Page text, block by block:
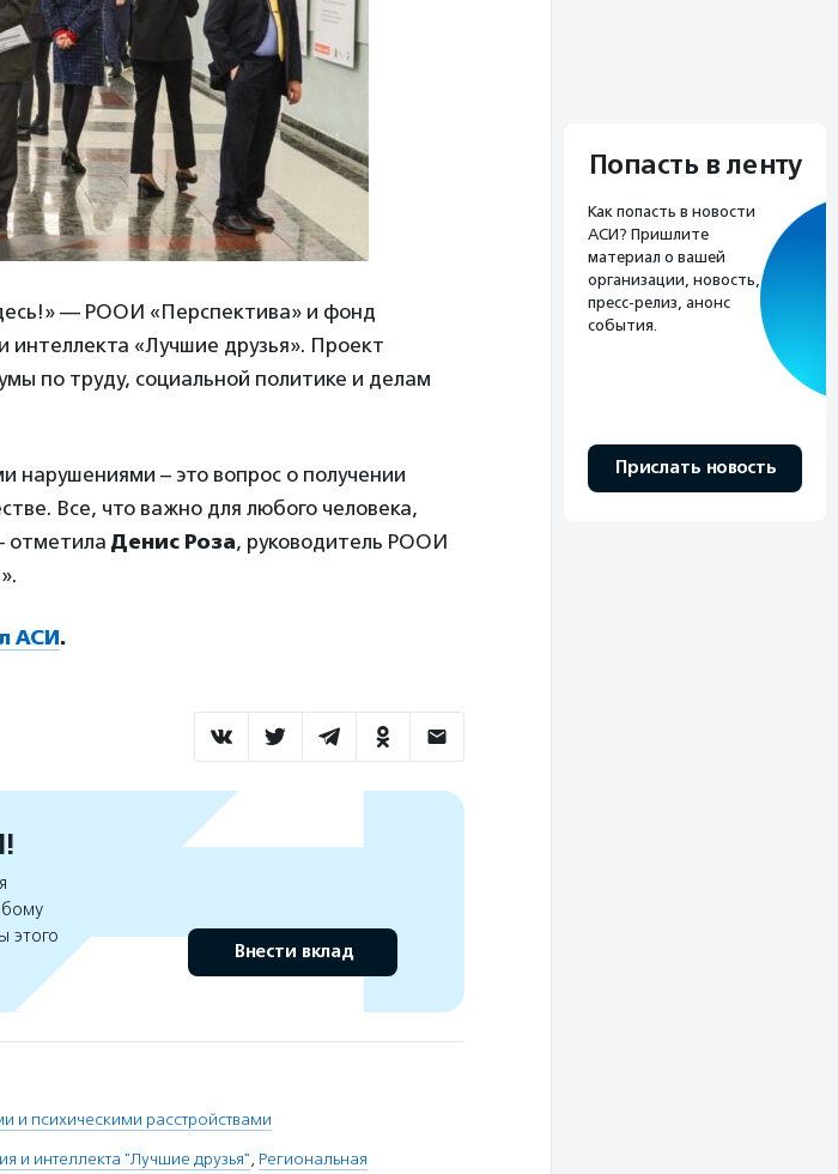
— РООИ «Перспектива» и фонд
«Лучшие друзья». Проект
по труду, социальной политике и делам
нарушениями – это вопрос о получении
Все, что важно для любого человека,
отметила Денис Роза, руководитель РООИ
АСИ.
этого
Внести вклад
и психическими расстройствами
и интеллекта "Лучшие друзья", Региональная
Попасть в ленту
Как попасть в новости
АСИ? Пришлите
материал о вашей
организации, новость,
пресс-релиз, анонс
события.
Прислать новость